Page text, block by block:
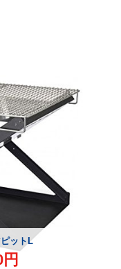
ットL